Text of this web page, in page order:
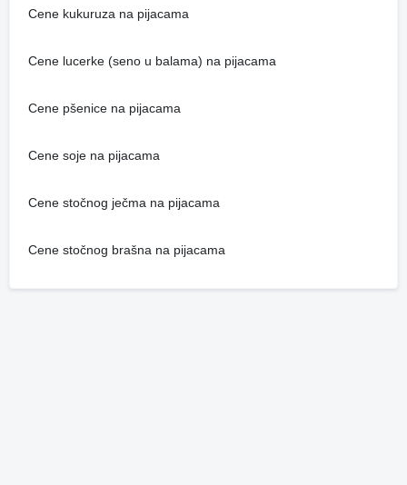
Cene kukuruza na pijacama
Cene lucerke (seno u balama) na pijacama
Cene pšenice na pijacama
Cene soje na pijacama
Cene stočnog ječma na pijacama
Cene stočnog brašna na pijacama